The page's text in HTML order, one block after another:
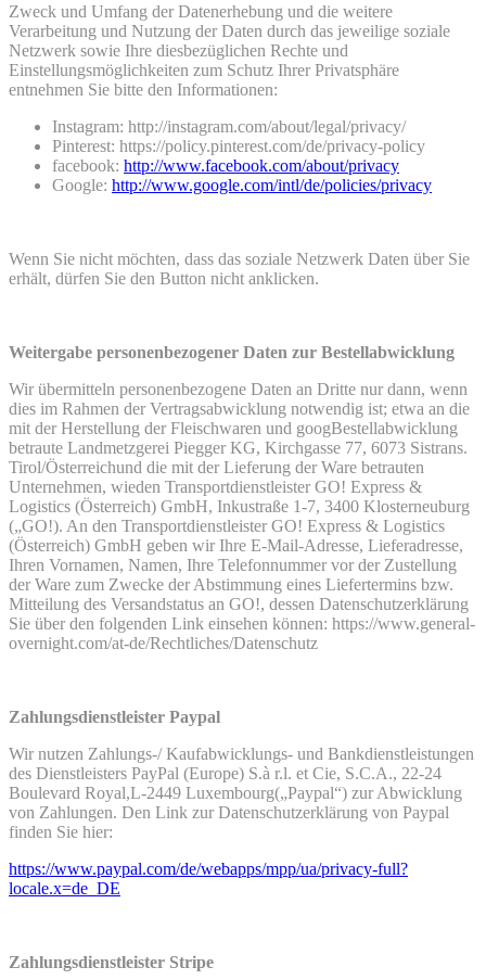
Zweck und Umfang der Datenerhebung und die weitere
Verarbeitung und Nutzung der Daten durch das jeweilige soziale
Netzwerk sowie Ihre diesbezüglichen Rechte und
Einstellungsmöglichkeiten zum Schutz Ihrer Privatsphäre
entnehmen Sie bitte den Informationen:
Instagram: http://instagram.com/about/legal/privacy/
Pinterest: https://policy.pinterest.com/de/privacy-policy
facebook: http://www.facebook.com/about/privacy
Google: http://www.google.com/intl/de/policies/privacy
Wenn Sie nicht möchten, dass das soziale Netzwerk Daten über Sie
erhält, dürfen Sie den Button nicht anklicken.
Weitergabe personenbezogener Daten zur Bestellabwicklung
Wir übermitteln personenbezogene Daten an Dritte nur dann, wenn
dies im Rahmen der Vertragsabwicklung notwendig ist; etwa an die
mit der Herstellung der Fleischwaren und googBestellabwicklung
betraute Landmetzgerei Piegger KG, Kirchgasse 77, 6073 Sistrans.
Tirol/Österreichund die mit der Lieferung der Ware betrauten
Unternehmen, wieden Transportdienstleister GO! Express &
Logistics (Österreich) GmbH, Inkustraße 1-7, 3400 Klosterneuburg
(„GO!). An den Transportdienstleister GO! Express & Logistics
(Österreich) GmbH geben wir Ihre E-Mail-Adresse, Lieferadresse,
Ihren Vornamen, Namen, Ihre Telefonnummer vor der Zustellung
der Ware zum Zwecke der Abstimmung eines Liefertermins bzw.
Mitteilung des Versandstatus an GO!, dessen Datenschutzerklärung
Sie über den folgenden Link einsehen können: https://www.general-
overnight.com/at-de/Rechtliches/Datenschutz
Zahlungsdienstleister Paypal
Wir nutzen Zahlungs-/ Kaufabwicklungs- und Bankdienstleistungen
des Dienstleisters PayPal (Europe) S.à r.l. et Cie, S.C.A., 22-24
Boulevard Royal,L-2449 Luxembourg(„Paypal“) zur Abwicklung
von Zahlungen. Den Link zur Datenschutzerklärung von Paypal
finden Sie hier:
https://www.paypal.com/de/webapps/mpp/ua/privacy-full?
locale.x=de_DE
Zahlungsdienstleister Stripe